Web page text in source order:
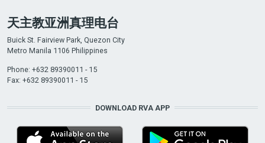
天主教亚洲真理电台
Buick St. Fairview Park, Quezon City
Metro Manila 1106 Philippines
Phone: +632 89390011 - 15
Fax: +632 89390011 - 15
DOWNLOAD RVA APP